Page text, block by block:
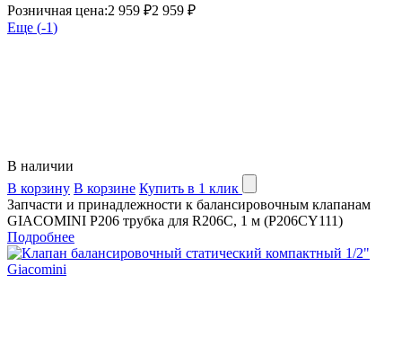
Розничная цена:2 959 ₽2 959 ₽
Еще (-1)
В наличии
В корзину В корзине Купить в 1 клик
Запчасти и принадлежности к балансировочным клапанам
GIACOMINI P206 трубка для R206C, 1 м (P206CY111)
Подробнее